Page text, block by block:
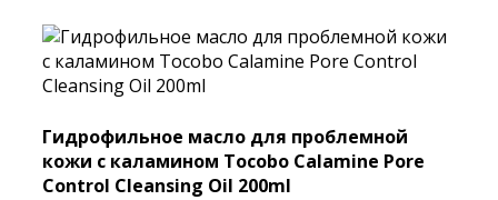
Гидрофильное масло для проблемной
кожи с каламином Tocobo Calamine Pore
Control Cleansing Oil 200ml